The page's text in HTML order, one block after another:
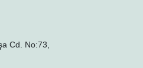
Cd. No:73,